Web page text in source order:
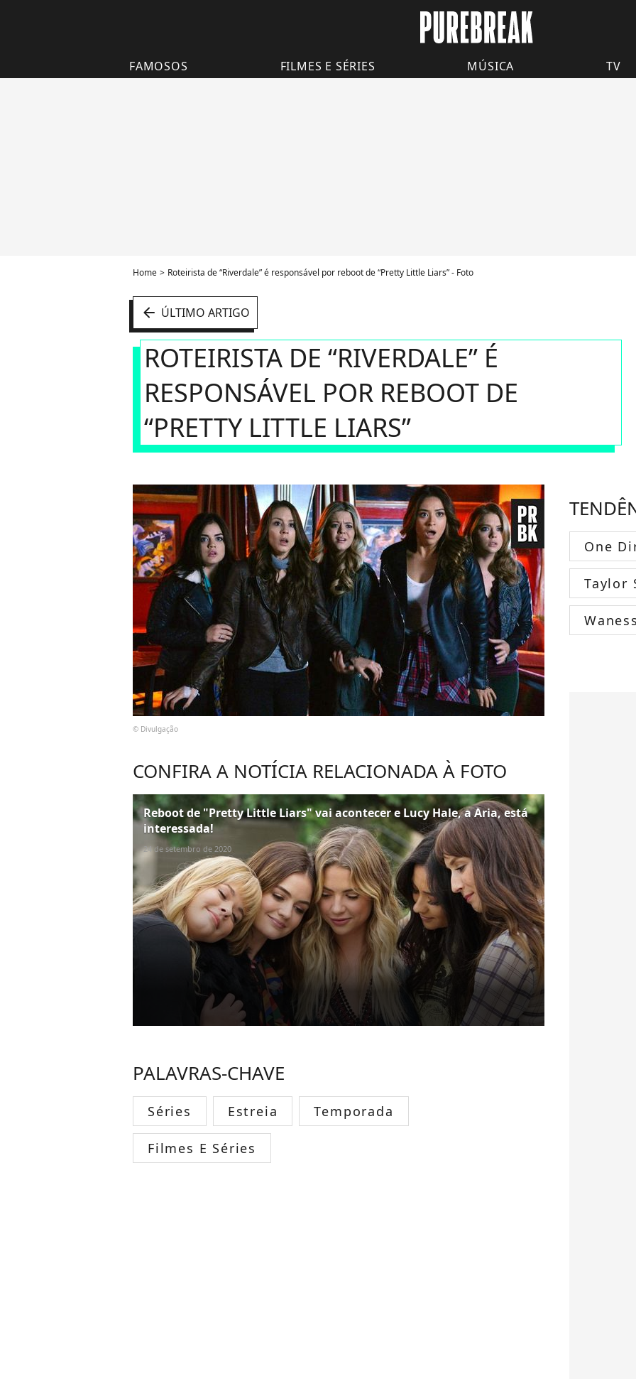
FAMOSOS FILMES E SÉRIES MÚSICA TV
Home Roteirista de “Riverdale” é responsável por reboot de “Pretty Little Liars” - Foto
arrow_left ÚLTIMO ARTIGO
ROTEIRISTA DE “RIVERDALE” É
RESPONSÁVEL POR REBOOT DE
“PRETTY LITTLE LIARS”
© Divulgação
CONFIRA A NOTÍCIA RELACIONADA À FOTO
Reboot de "Pretty Little Liars" vai acontecer e Lucy Hale, a Aria, está
interessada!
24 de setembro de 2020
PALAVRAS-CHAVE
Séries Estreia Temporada
Filmes E Séries
One
Taylor